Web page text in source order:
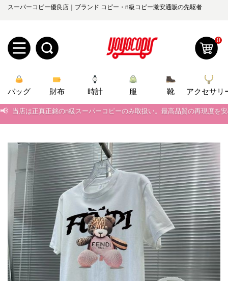
スーパーコピー優良店｜ブランド コピー・n級コピー激安通販の先駆者
規
ユ
登
録
ロ
グ
ー
管
ら
せ
yoyocopys@gmail.com
2026人気特集
バッグ
財布
時計
服
ズボン
衣装セット
靴
住まい用品
アクセサリー
ベルト
スカーフ
アイフォーンケ
ース
小物
0
バッグ 財布 時計 服 靴
アクセサリ
📢
当店は正真正銘のn級スーパーコピーのみ取扱い。最高品質の再現度を
2026春の新作続々更新中！期間中のご注文でお得な割引をご利用いただ
新作入荷！ルイ・ヴィトンスーパーコピー バッグ最新モデルが登場。